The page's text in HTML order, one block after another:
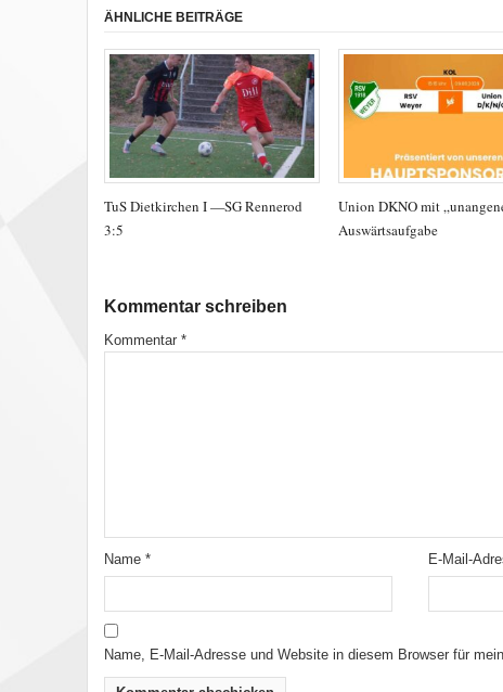
ÄHNLICHE BEITRÄGE
TuS Dietkirchen I —SG Rennerod
3:5
Union DKNO mit
Auswärtsaufgabe
Kommentar schreiben
Kommentar *
Name * E-Mail-
Name, E-Mail-Adresse und Website in diesem Browser für